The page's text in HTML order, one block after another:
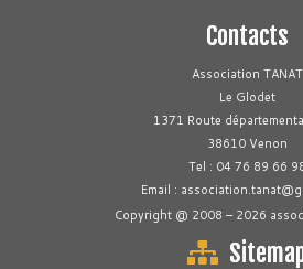
Contacts
Association TANAT
Le Glodet
1371 Route
38610 Venon
Tel : 04 76 89 66
Email :
Copyright @ 2008 – 2026